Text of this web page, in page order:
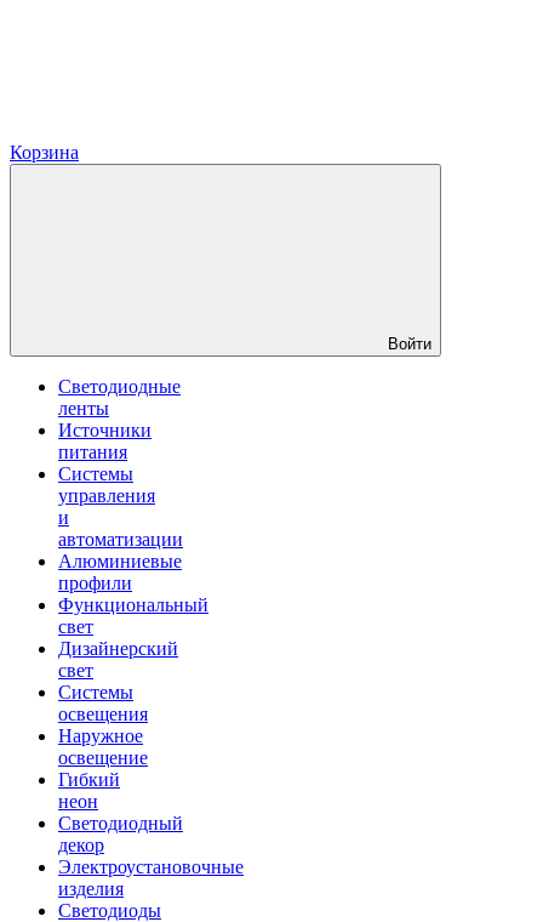
Корзина
Войти
Светодиодные
ленты
Источники
питания
Системы
управления
и
автоматизации
Алюминиевые
профили
Функциональный
свет
Дизайнерский
свет
Системы
освещения
Наружное
освещение
Гибкий
неон
Светодиодный
декор
Электроустановочные
изделия
Светодиоды